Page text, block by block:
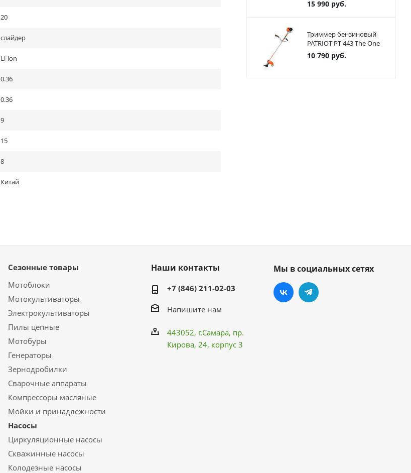
20
слайдер
Li-ion
0.36
0.36
9
15
8
Китай
15 990руб.
Триммер бензиновый
PATRIOT PT 443 The One
10 790руб.
Сезонные товары
Мотоблоки
Мотокультиваторы
Электрокультиваторы
Пилы цепные
Мотобуры
Генераторы
Зернодробилки
Сварочные аппараты
Компрессоры масляные
Мойки и принадлежности
Насосы
Циркуляционные насосы
Скважинные насосы
Колодезные насосы
Наши контакты
+7 (846) 211-02-03
Напишите нам
443052, г.Самара, пр.
Кирова, 24, корпус 3
Мы в социальных сетях